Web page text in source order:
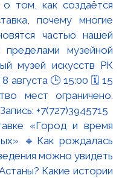
«Город и время
🔹Как рождалась
можно увидеть
Какие истории